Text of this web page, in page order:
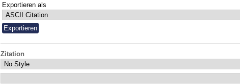
Exportieren als
Zitation